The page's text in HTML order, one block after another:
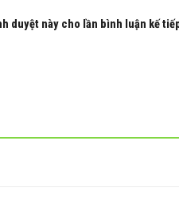
duyệt này cho lần bình luận kế